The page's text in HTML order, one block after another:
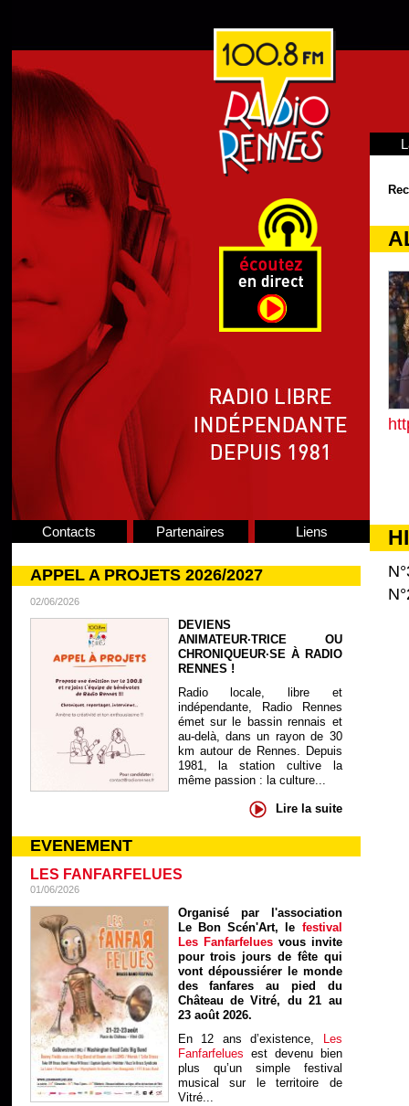
Contacts Partenaires Liens
APPEL A PROJETS 2026/2027
02/06/2026
DEVIENS
ANIMATEUR·TRICE OU
CHRONIQUEUR·SE À RADIO
RENNES !
Radio locale, libre et
indépendante, Radio Rennes
émet sur le bassin rennais et
au-delà, dans un rayon de 30
km autour de Rennes. Depuis
1981, la station cultive la
même passion : la culture...
Lire la suite
EVENEMENT
LES FANFARFELUES
01/06/2026
Organisé par l'association
Le Bon Scén'Art, le festival
Les Fanfarfelues vous invite
pour trois jours de fête qui
vont dépoussiérer le monde
des fanfares au pied du
Château de Vitré, du 21 au
23 août 2026.
En 12 ans d’existence, Les
Fanfarfelues est devenu bien
plus qu’un simple festival
musical sur le territoire de
Vitré...